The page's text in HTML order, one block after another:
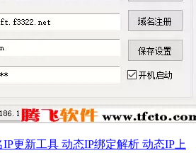
IP更新工具 动态IP绑定解析 动态IP上